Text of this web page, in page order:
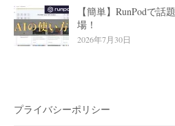
【簡単】RunPodで
場！
2026年7月30日
プライバシーポリシー